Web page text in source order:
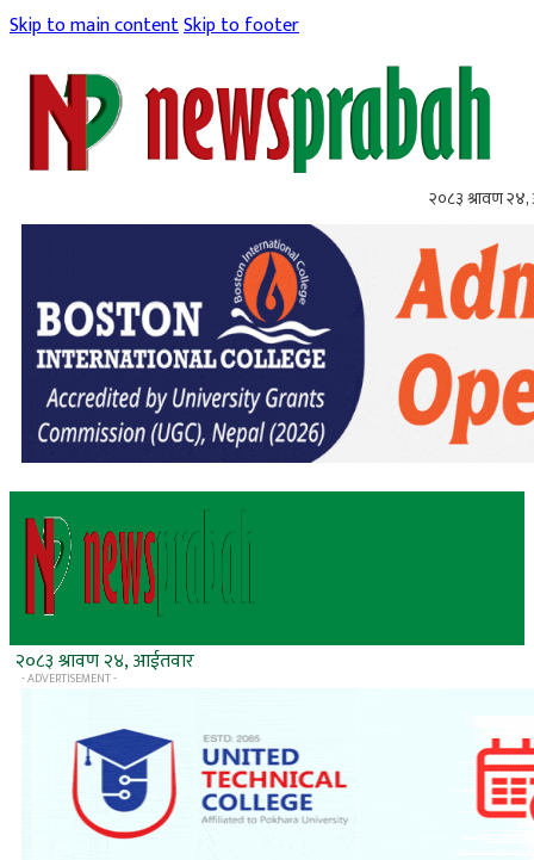
Skip to main contentSkip to footer
२०८३ श्रावण
२०८३ श्रावण २४, आईतवार
- ADVERTISEMENT -